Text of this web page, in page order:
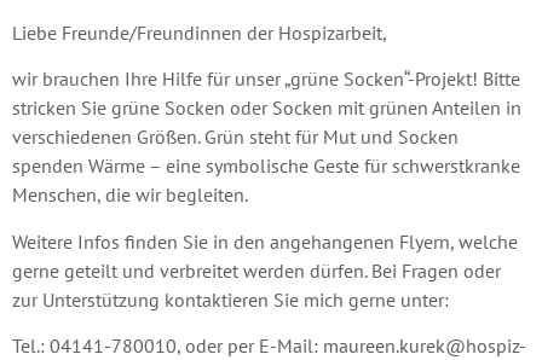
Liebe Freunde/Freundinnen der Hospizarbeit,
wir brauchen Ihre Hilfe für unser „grüne Socken“-Projekt! Bitte
stricken Sie grüne Socken oder Socken mit grünen Anteilen in
verschiedenen Größen. Grün steht für Mut und Socken
spenden Wärme – eine symbolische Geste für schwerstkranke
Menschen, die wir begleiten.
Weitere Infos finden Sie in den angehangenen Flyern, welche
gerne geteilt und verbreitet werden dürfen. Bei Fragen oder
zur Unterstützung kontaktieren Sie mich gerne unter:
Tel.: 04141-780010, oder per E-Mail: maureen.kurek@hospiz-